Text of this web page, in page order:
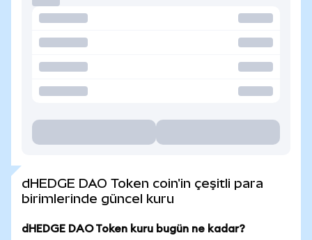
dHEDGE DAO Token coin'in çeşitli para
birimlerinde güncel kuru
dHEDGE DAO Token kuru bugün ne kadar?